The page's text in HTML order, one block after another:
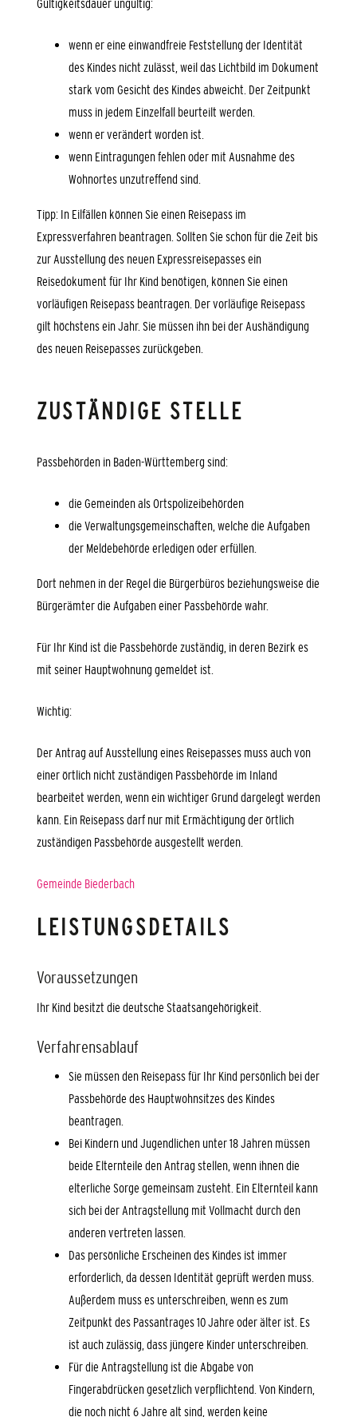
Gültigkeitsdauer ungültig:
wenn er eine einwandfreie Feststellung der Identität
des Kindes nicht zulässt, weil das Lichtbild im Dokument
stark vom Gesicht des Kindes abweicht. Der Zeitpunkt
muss in jedem Einzelfall beurteilt werden.
wenn er verändert worden ist.
wenn Eintragungen fehlen oder mit Ausnahme des
Wohnortes unzutreffend sind.
Tipp: In Eilfällen können Sie einen Reisepass im
Expressverfahren beantragen. Sollten Sie schon für die Zeit bis
zur Ausstellung des neuen Expressreisepasses ein
Reisedokument für Ihr Kind benötigen, können Sie einen
vorläufigen Reisepass beantragen. Der vorläufige Reisepass
gilt höchstens ein Jahr. Sie müssen ihn bei der Aushändigung
des neuen Reisepasses zurückgeben.
ZUSTÄNDIGE STELLE
Passbehörden in Baden-Württemberg sind:
die Gemeinden als Ortspolizeibehörden
die Verwaltungsgemeinschaften, welche die Aufgaben
der Meldebehörde erledigen oder erfüllen.
Dort nehmen in der Regel die Bürgerbüros beziehungsweise die
Bürgerämter die Aufgaben einer Passbehörde wahr.
Für Ihr Kind ist die Passbehörde zuständig, in deren Bezirk es
mit seiner Hauptwohnung gemeldet ist.
Wichtig:
Der Antrag auf Ausstellung eines Reisepasses muss auch von
einer örtlich nicht zuständigen Passbehörde im Inland
bearbeitet werden, wenn ein wichtiger Grund dargelegt werden
kann. Ein Reisepass darf nur mit Ermächtigung der örtlich
zuständigen Passbehörde ausgestellt werden.
Gemeinde Biederbach
LEISTUNGSDETAILS
Voraussetzungen
Ihr Kind besitzt die deutsche Staatsangehörigkeit.
Verfahrensablauf
Sie müssen den Reisepass für Ihr Kind persönlich bei der
Passbehörde des Hauptwohnsitzes des Kindes
beantragen.
Bei Kindern und Jugendlichen unter 18 Jahren müssen
beide Elternteile den Antrag stellen, wenn ihnen die
elterliche Sorge gemeinsam zusteht. Ein Elternteil kann
sich bei der Antragstellung mit Vollmacht durch den
anderen vertreten lassen.
Das persönliche Erscheinen des Kindes ist immer
erforderlich, da dessen Identität geprüft werden muss.
Außerdem muss es unterschreiben, wenn es zum
Zeitpunkt des Passantrages 10 Jahre oder älter ist. Es
ist auch zulässig, dass jüngere Kinder unterschreiben.
Für die Antragstellung ist die Abgabe von
Fingerabdrücken gesetzlich verpflichtend. Von Kindern,
die noch nicht 6 Jahre alt sind, werden keine